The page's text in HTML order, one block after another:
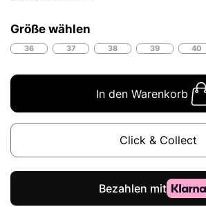
Größe wählen
36 37 38 39 40
In den Warenkorb
Click & Collect